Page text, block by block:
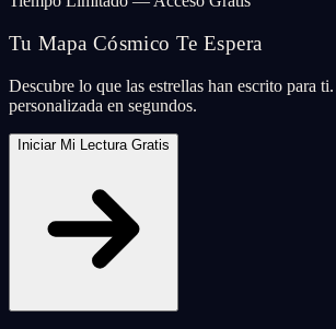
Tu Mapa Cósmico Te Espera
Descubre lo que las estrellas han escrito para
personalizada en segundos.
Iniciar Mi Lectura Gratis